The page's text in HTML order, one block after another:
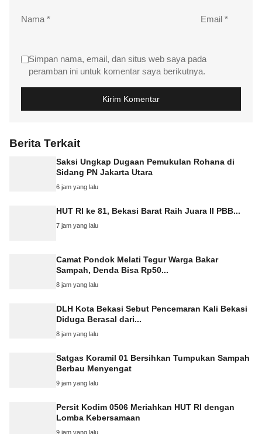
Nama* Email *
Simpan nama, email, dan situs web saya pada
peramban ini untuk komentar saya berikutnya.
Berita Terkait
Saksi Ungkap Dugaan Pemukulan Rohana di
Sidang PN Jakarta Utara
6 jam yang lalu
HUT RI ke 81, Bekasi Barat Raih Juara II PBB...
7 jam yang lalu
Camat Pondok Melati Tegur Warga Bakar
Sampah, Denda Bisa Rp50...
8 jam yang lalu
DLH Kota Bekasi Sebut Pencemaran Kali Bekasi
Diduga Berasal dari...
8 jam yang lalu
Satgas Koramil 01 Bersihkan Tumpukan Sampah
Berbau Menyengat
9 jam yang lalu
Persit Kodim 0506 Meriahkan HUT RI dengan
Lomba Kebersamaan
9 jam yang lalu